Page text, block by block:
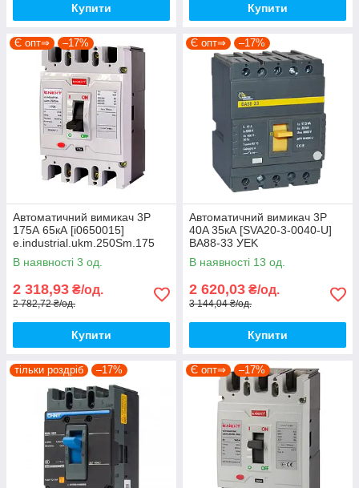
Купити Купити
Є опт⇒ –17%
Автоматичний вимикач 3Р
175А 65кА [i0650015]
e.industrial.ukm.250Sm.175
E.NEXT
В наявності 3 од.
2 318,93 ₴/од.
2 782,72 ₴/од.
Купити
Є опт⇒ –17%
Автоматичний вимикач 3P
40A 35кА [SVA20-3-0040-U]
ВА88-33 УEK
В наявності 13 од.
2 620,03 ₴/од.
3 144,04 ₴/од.
Купити
тільки роздріб –17% Є опт⇒ –17%